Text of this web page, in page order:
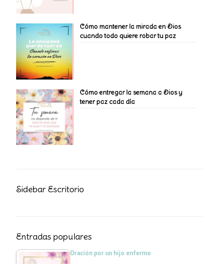
Cómo mantener la mirada en Dios
cuando todo quiere robar tu paz
Cómo entregar la semana a Dios y
tener paz cada día
Sidebar Escritorio
Entradas populares
Oración por un hijo enfermo